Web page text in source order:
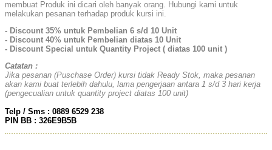
membuat Produk ini dicari oleh banyak orang. Hubungi kami untuk
melakukan pesanan terhadap produk kursi ini.
- Discount 35% untuk Pembelian 6 s/d 10 Unit
- Discount 40% untuk Pembelian diatas 10 Unit
- Discount Special untuk Quantity Project ( diatas 100 unit )
Catatan :
Jika pesanan (Puschase Order) kursi tidak Ready Stok, maka pesanan
akan kami buat terlebih dahulu, lama pengerjaan antara 1 s/d 3 hari kerja
(pengecualian untuk quantity project diatas 100 unit)
Telp / Sms : 0889 6529 238
PIN BB : 326E9B5B